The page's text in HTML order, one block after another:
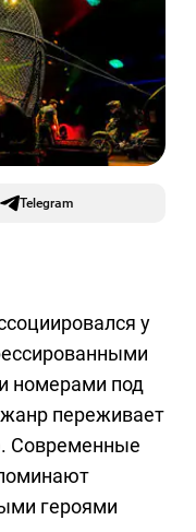
Telegram
у
номерами под
переживает
Современные
героями